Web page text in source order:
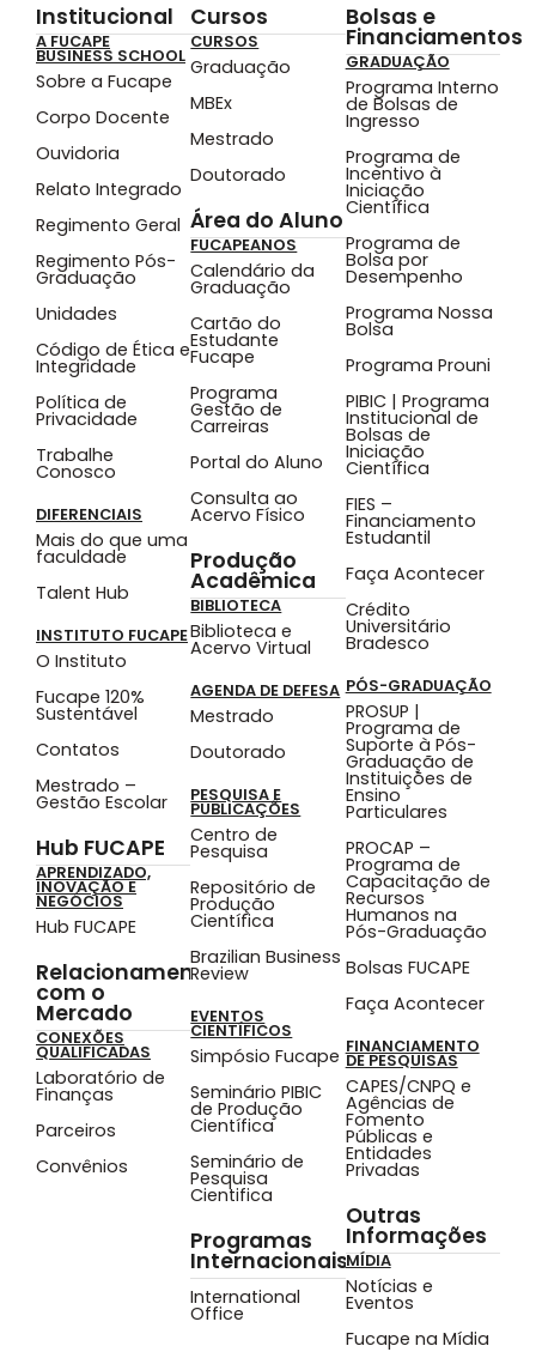
Institucional
A FUCAPE
BUSINESS SCHOOL
Sobre a Fucape
Corpo Docente
Ouvidoria
Relato Integrado
Regimento Geral
Regimento Pós-
Graduação
Unidades
Código de Ética e
Integridade
Política de
Privacidade
Trabalhe
Conosco
DIFERENCIAIS
Mais do que uma
faculdade
Talent Hub
INSTITUTO FUCAPE
O Instituto
Fucape 120%
Sustentável
Contatos
Mestrado –
Gestão Escolar
Hub FUCAPE
APRENDIZADO,
INOVAÇÃO E
NEGÓCIOS
Hub FUCAPE
Relacionamento
com o
Mercado
CONEXÕES
QUALIFICADAS
Laboratório de
Finanças
Parceiros
Convênios
Cursos
CURSOS
Graduação
MBEx
Mestrado
Doutorado
Área do Aluno
FUCAPEANOS
Calendário da
Graduação
Cartão do
Estudante
Fucape
Programa
Gestão de
Carreiras
Portal do Aluno
Consulta ao
Acervo Físico
Produção
Acadêmica
BIBLIOTECA
Biblioteca e
Acervo Virtual
AGENDA DE DEFESA
Mestrado
Doutorado
PESQUISA E
PUBLICAÇÕES
Centro de
Pesquisa
Repositório de
Produção
Científica
Brazilian Business
Review
EVENTOS
CIENTÍFICOS
Simpósio Fucape
Seminário PIBIC
de Produção
Científica
Seminário de
Pesquisa
Cientifica
Programas
Internacionais
International
Office
Bolsas e
Financiamentos
GRADUAÇÃO
Programa Interno
de Bolsas de
Ingresso
Programa de
Incentivo à
Iniciação
Científica
Programa de
Bolsa por
Desempenho
Programa Nossa
Bolsa
Programa Prouni
PIBIC | Programa
Institucional de
Bolsas de
Iniciação
Científica
FIES –
Financiamento
Estudantil
Faça Acontecer
Crédito
Universitário
Bradesco
PÓS-GRADUAÇÃO
PROSUP |
Programa de
Suporte à Pós-
Graduação de
Instituições de
Ensino
Particulares
PROCAP –
Programa de
Capacitação de
Recursos
Humanos na
Pós-Graduação
Bolsas FUCAPE
Faça Acontecer
FINANCIAMENTO
DE PESQUISAS
CAPES/CNPQ e
Agências de
Fomento
Públicas e
Entidades
Privadas
Outras
Informações
MÍDIA
Notícias e
Eventos
Fucape na Mídia